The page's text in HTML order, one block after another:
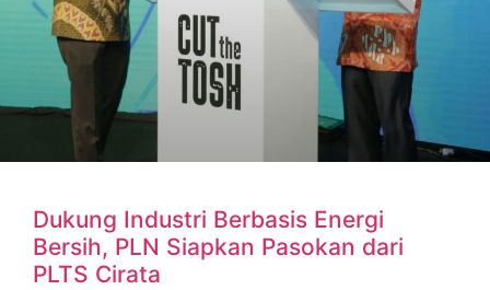
Dukung Industri Berbasis Energi
Bersih, PLN Siapkan Pasokan dari
PLTS Cirata